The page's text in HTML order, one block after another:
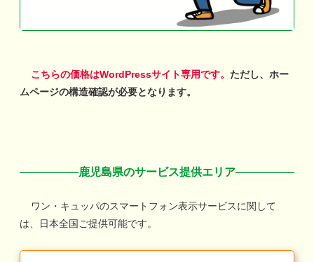
こちらの価格はWordPressサイト専用です。 ただし、ホー
ムページの構造確認が必要となります。
鹿児島県のサービス提供エリア
ワン・キュッパのスマートフォン表示サービスに関して
は、日本全国ご提供可能です。